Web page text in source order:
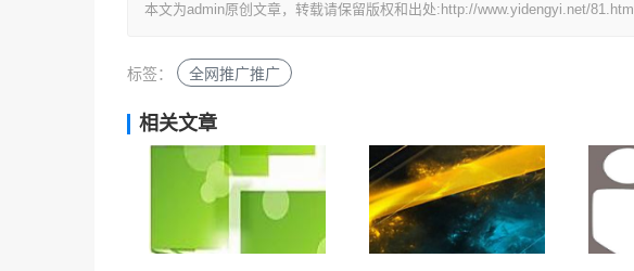
本文为admin原创文章，转载请保留版权和出处:http://www.yidengyi.net/81.html
标签： 全网推广推广
相关文章